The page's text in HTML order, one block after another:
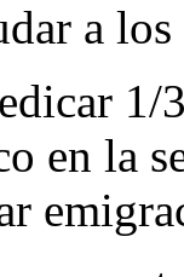
a
1/
en la